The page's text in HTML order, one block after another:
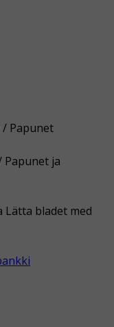
Papunet
Papunet ja
Lätta bladet med